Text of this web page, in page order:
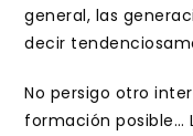
general, las
decir
No persigo otro
formación posible…